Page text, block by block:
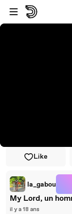
Passer au player
Passer au contenu
Like
la_gabou
My Lord, un
il y a 18 ans